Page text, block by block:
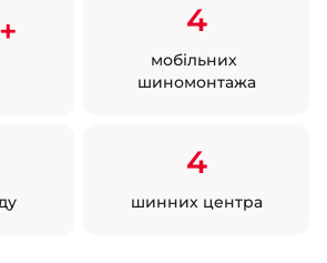
4
мобільних
шиномонтажа
4
шинних центра